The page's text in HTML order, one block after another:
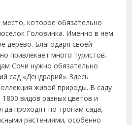
которое обязательно
Головинка. Именно в нем
дерево. Благодаря своей
привлекает много туристов.
Сочи нужно обязательно
сад «Дендрарий». Здесь
живой природы. В саду
видов разных цветов и
проходят по тропам сада,
растениями, особенно